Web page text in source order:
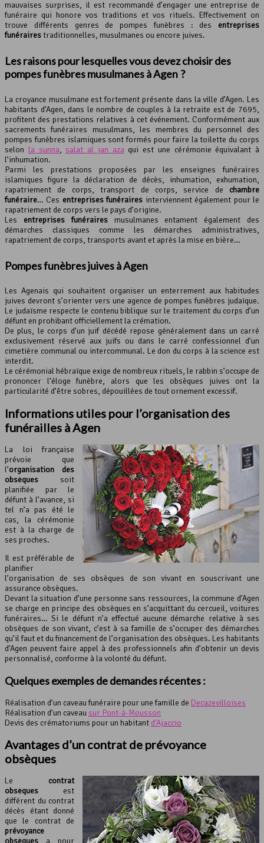
mauvaises surprises, il est recommandé d’engager une entreprise de
funéraire qui honore vos traditions et vos rituels. Effectivement on
trouve différents genres de pompes funèbres : des entreprises
funéraires traditionnelles, musulmanes ou encore juives.
Les raisons pour lesquelles vous devez choisir des
pompes funèbresmusulmanes à Agen ?
La croyance musulmane est fortement présente dans la ville d’Agen. Les
habitants d’Agen, dans le nombre de couples à la retraite est de 7695,
profitent des prestations relatives à cet événement. Conformément aux
sacrements funéraires musulmans, les membres du personnel des
pompes funèbres islamiques sont formés pour faire la toilette du corps
selon la sunna, salat al jan aza qui est une cérémonie équivalant à
l’inhumation.
Parmi les prestations proposées par les enseignes funéraires
islamiques figure la déclaration de décès, inhumation, exhumation,
rapatriement de corps, transport de corps, service de chambre
funéraire… Ces entreprises funéraires interviennent également pour le
rapatriement de corps vers le pays d’origine.
Les entreprises funérairesmusulmanes entament également des
démarches classiques comme les démarches administratives,
rapatriement de corps, transports avant et après la mise en bière…
Pompes funèbres juives à Agen
Les Agenais qui souhaitent organiser un enterrement aux habitudes
juives devront s’orienter vers une agence de pompes funèbres judaïque.
Le judaïsme respecte le contenu biblique sur le traitement du corps d’un
défunt en prohibant officiellement la crémation.
De plus, le corps d’un juif décédé repose généralement dans un carré
exclusivement réservé aux juifs ou dans le carré confessionnel d’un
cimetière communal ou intercommunal. Le don du corps à la science est
interdit.
Le cérémonial hébraïque exige de nombreux rituels, le rabbin s’occupe de
prononcer l’éloge funèbre, alors que les obsèques juives ont la
particularité d’être sobres, dépouillées de tout ornement excessif.
Informations utiles pour l’organisation des
funérailles à Agen
La loi française
prévoie que
l’organisation des
obsèques soit
planifiée par le
défunt à l’avance, si
tel n’a pas été le
cas, la cérémonie
est à la charge de
ses proches.
Il est préférable de
planifier
l’organisation de ses obsèques de son vivant en souscrivant une
assurance obsèques.
Devant la situation d’une personne sans ressources, la commune d’Agen
se charge en principe des obsèques en s’acquittant du cercueil, voitures
funéraires… Si le défunt n’a effectué aucune démarche relative à ses
obsèques de son vivant, c’est à sa famille de s’occuper des démarches
qu’il faut et du financement de l’organisation des obsèques. Les habitants
d’Agen peuvent faire appel à des professionnels afin d’obtenir un devis
personnalisé, conforme à la volonté du défunt.
Quelques exemples de demandes récentes :
Réalisation d’un caveau funéraire pour une famille de Decazevilloises
Réalisation d’un caveau sur Pont-à-Mousson
Devis des crématoriums pour un habitant d’Ajaccio
Avantages d’un contrat de prévoyance
obsèques
Le contrat
obsèques est
différent du contrat
décès étant donné
que le contrat de
prévoyance
obsèques a pour